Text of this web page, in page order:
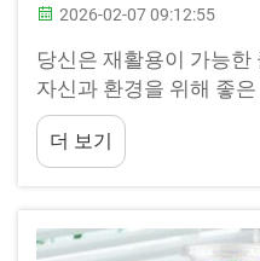
2026-02-07 09:12:55
당신은 재활용이 가능한
자신과 환경을 위해 좋
말 천재입니다. 이 용기
되지 않는 소재로 제작
까지도 분해되는 데 걸릴
더 보기